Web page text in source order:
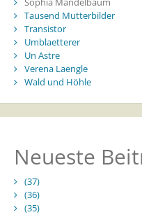
Tausend Mutterbilder
Transistor
Umblaetterer
Un Astre
Verena Laengle
Wald und Höhle
Neueste
(37)
(36)
(35)